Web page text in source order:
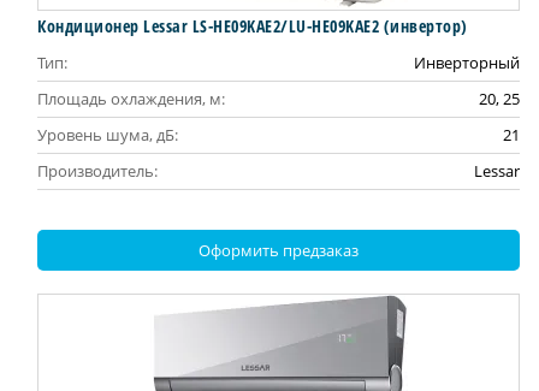
Кондиционер Lessar LS-HE09KAE2/LU-HE09KAE2 (инвертор)
Тип:
Инверторный
Площадь охлаждения, м:
20, 25
Уровень шума, дБ:
21
Производитель:
Lessar
Оформить предзаказ